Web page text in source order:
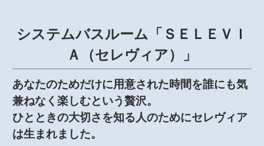
システムバスルーム「ＳＥＬＥＶＩ
Ａ（セレヴィア）」
あなたのためだけに用意された時間を誰にも気
兼ねなく楽しむという贅沢。
ひとときの大切さを知る人のためにセレヴィア
は生まれました。